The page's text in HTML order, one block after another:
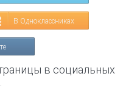
В Одноклассниках
в социальных